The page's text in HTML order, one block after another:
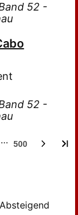
52 -
52 -
… 500
Absteigend